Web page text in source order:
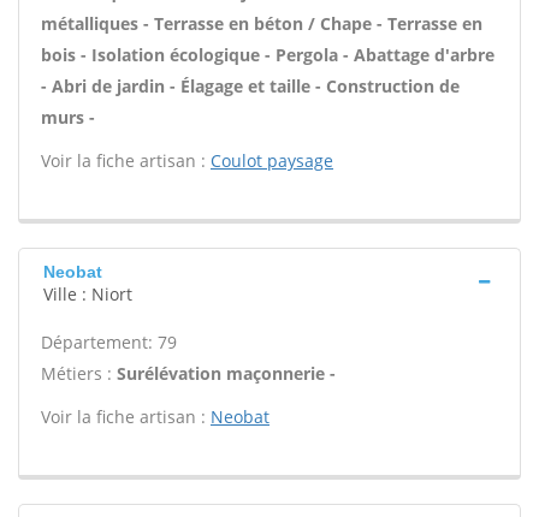
métalliques - Terrasse en béton / Chape - Terrasse en
bois - Isolation écologique - Pergola - Abattage d'arbre
- Abri de jardin - Élagage et taille - Construction de
murs -
Voir la fiche artisan : Coulot paysage
Neobat
Ville : Niort
Département: 79
Métiers : Surélévation maçonnerie -
Voir la fiche artisan : Neobat